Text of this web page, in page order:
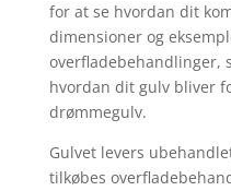
for at se hvordan dit
dimensioner og
overfladebehandlinger,
hvordan dit gulv bliver
drømmegulv.
Gulvet levers
tilkøbes